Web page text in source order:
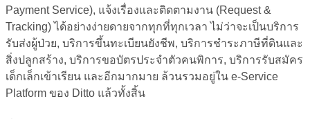
Payment Service), แจ้งเรื่องและติดตามงาน (Request &
Tracking) ได้อย่างง่ายดายจากทุกที่ทุกเวลา ไม่ว่าจะเป็นบริการ
รับส่งผู้ป่วย, บริการขึ้นทะเบียนยังชีพ, บริการชำระภาษีที่ดินและ
สิ่งปลูกสร้าง, บริการขอบัตรประจำตัวคนพิการ, บริการรับสมัคร
เด็กเล็กเข้าเรียน และอีกมากมาย ล้วนรวมอยู่ใน e-Service
Platform ของ Ditto แล้วทั้งสิ้น